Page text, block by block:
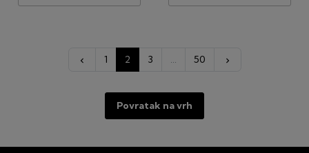
keyboard_arrow_left Prije1 2 3 … 50 keyboard_arrow_right
Povratak na vrh